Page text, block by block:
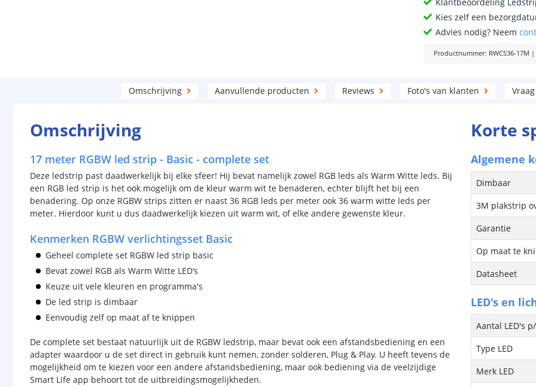
Kies zelf een
Advies nodig? Neem
Productnummer: RWCS36-17M |
Omschrijving Aanvullende producten Reviews Foto's van klanten
Omschrijving
17 meter RGBW led strip - Basic - complete set
Deze ledstrip past daadwerkelijk bij elke sfeer! Hij bevat namelijk zowel RGB leds als Warm Witte leds. Bij
een RGB led strip is het ook mogelijk om de kleur warm wit te benaderen, echter blijft het bij een
benadering. Op onze RGBW strips zitten er naast 36 RGB leds per meter ook 36 warm witte leds per
meter. Hierdoor kunt u dus daadwerkelijk kiezen uit warm wit, of elke andere gewenste kleur.
Kenmerken RGBW verlichtingsset Basic
Geheel complete set RGBW led strip basic
Bevat zowel RGB als Warm Witte LED’s
Keuze uit vele kleuren en programma's
De led strip is dimbaar
Eenvoudig zelf op maat af te knippen
De complete set bestaat natuurlijk uit de RGBW ledstrip, maar bevat ook een afstandsbediening en een
adapter waardoor u de set direct in gebruik kunt nemen, zonder solderen, Plug & Play. U heeft tevens de
mogelijkheid om te kiezen voor een andere afstandsbediening, maar ook bediening via de veelzijdige
Smart Life app behoort tot de uitbreidingsmogelijkheden.
Korte
Algemene
Dimbaar
3M plakstrip
Garantie
Op maat te
Datasheet
LED's en
Aantal LED's
Type LED
Merk LED